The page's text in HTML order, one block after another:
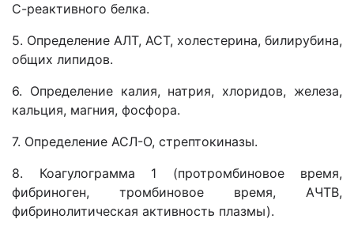
С-реактивного белка.
5. Определение АЛТ, АСТ, холестерина, билирубина,
общих липидов.
6. Определение калия, натрия, хлоридов, железа,
кальция, магния, фосфора.
7. Определение АСЛ-О, стрептокиназы.
8. Коагулограмма 1 (протромбиновое время,
фибриноген, тромбиновое время, АЧТВ,
фибринолитическая активность плазмы).